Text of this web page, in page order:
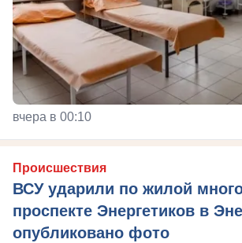
вчера в 00:10
Происшествия
ВСУ ударили по жилой
проспекте Энергетиков в
опубликовано фото